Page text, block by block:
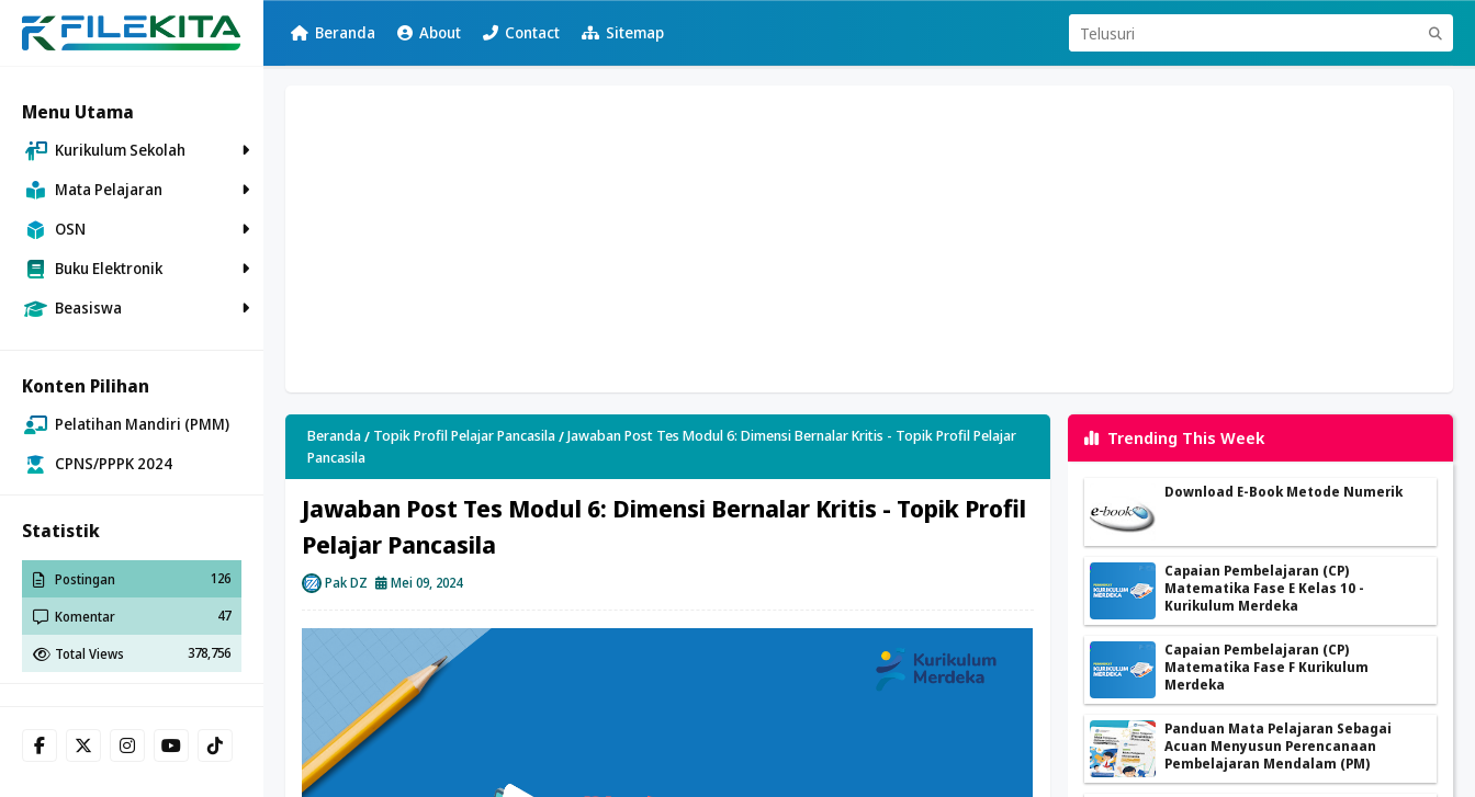
Menu Utama
Kurikulum Sekolah
Mata Pelajaran
OSN
Buku Elektronik
Beasiswa
Konten Pilihan
Pelatihan Mandiri (PMM)
CPNS/PPPK 2024
Statistik
Postingan 126
Komentar 47
Total Views 378,756
Beranda About Contact Sitemap
Beranda Topik Profil Pelajar Pancasila
Jawaban Post Tes Modul 6: Dimensi Bernalar Kritis - Topik Profil Pelajar
Pancasila
Jawaban Post Tes Modul 6: Dimensi Bernalar Kritis - Topik Profil
Pelajar Pancasila
Pak DZ Mei 09, 2024
Trending This Week
Download E-Book Metode Numerik
Capaian Pembelajaran (CP)
Matematika Fase E Kelas 10 -
Kurikulum Merdeka
Capaian Pembelajaran (CP)
Matematika Fase F Kurikulum
Merdeka
Panduan Mata Pelajaran Sebagai
Acuan Menyusun Perencanaan
Pembelajaran Mendalam (PM)